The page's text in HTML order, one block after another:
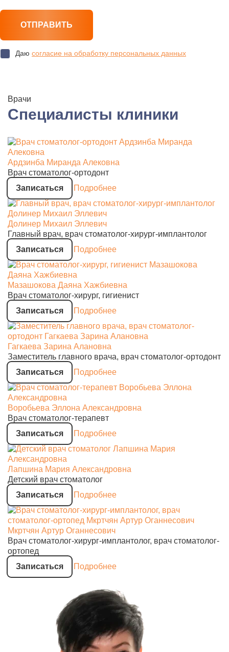
Даю согласие на обработку персональных данных
Врачи
Специалисты клиники
Ардзинба Миранда Алековна
Врач стоматолог-ортодонт
Записаться
Подробнее
Долинер Михаил Эллевич
Главный врач, врач стоматолог-хирург-имплантолог
Записаться
Подробнее
Мазашокова Даяна Хажбиевна
Врач стоматолог-хирург, гигиенист
Записаться
Подробнее
Гагкаева Зарина Алановна
Заместитель главного врача, врач стоматолог-ортодонт
Записаться
Подробнее
Воробьева Эллона Александровна
Врач стоматолог-терапевт
Записаться
Подробнее
Лапшина Мария Александровна
Детский врач стоматолог
Записаться
Подробнее
Мкртчян Артур Оганнесович
Врач стоматолог-хирург-имплантолог, врач стоматолог-
ортопед
Записаться
Подробнее